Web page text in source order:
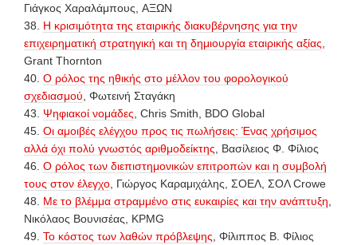
Γιάγκος Χαραλάμπους, AΞΩΝ
38. Η κρισιμότητα της εταιρικής διακυβέρνησης για την
επιχειρηματική στρατηγική και τη δημιουργία εταιρικής αξίας
Grant Thornton
40. Ο ρόλος της ηθικής στο μέλλον του φορολογικού
σχεδιασμού , Φωτεινή Σταγάκη
43. Ψηφιακοί νομάδες , Chris Smith, BDO Global
45. Οι αμοιβές ελέγχου προς τις πωλήσεις: Ένας χρήσιμος
αλλά όχι πολύ γνωστός αριθμοδείκτης , Βασίλειος Φ. Φίλιος
46. Ο ρόλος των διεπιστημονικών επιτροπών και η συμβολή
τους στον έλεγχο , Γιώργος Καραμιχάλης, ΣΟΕΛ, ΣΟΛ Crowe
48. Με το βλέμμα στραμμένο στις ευκαιρίες και την ανάπτυξη
Νικόλαος Βουνισέας, KPMG
49. Το κόστος των λαθών πρόβλεψης , Φίλιππος Β. Φίλιος